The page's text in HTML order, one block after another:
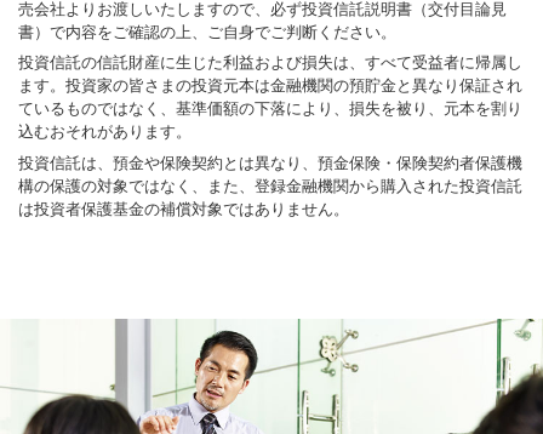
売会社よりお渡しいたしますので、必ず投資信託説明書（交付目論見
書）で内容をご確認の上、ご自身でご判断ください。
投資信託の信託財産に生じた利益および損失は、すべて受益者に帰属し
ます。投資家の皆さまの投資元本は金融機関の預貯金と異なり保証され
ているものではなく、基準価額の下落により、損失を被り、元本を割り
込むおそれがあります。
投資信託は、預金や保険契約とは異なり、預金保険・保険契約者保護機
構の保護の対象ではなく、また、登録金融機関から購入された投資信託
は投資者保護基金の補償対象ではありません。